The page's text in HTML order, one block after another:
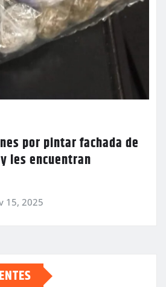
por pintar fachada de
les encuentran
15, 2025